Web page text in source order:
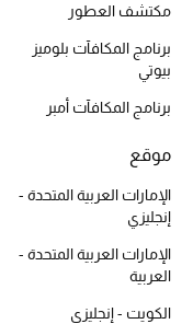
خصومات
الهدايا
مكتشف العطور
برنامج المكافآت بلوميز
بيوتي
برنامج المكافآت أمبر
موقع
الإمارات العربية المتحدة -
إنجليزي
الإمارات العربية المتحدة -
العربية
الكويت - إنجليزي